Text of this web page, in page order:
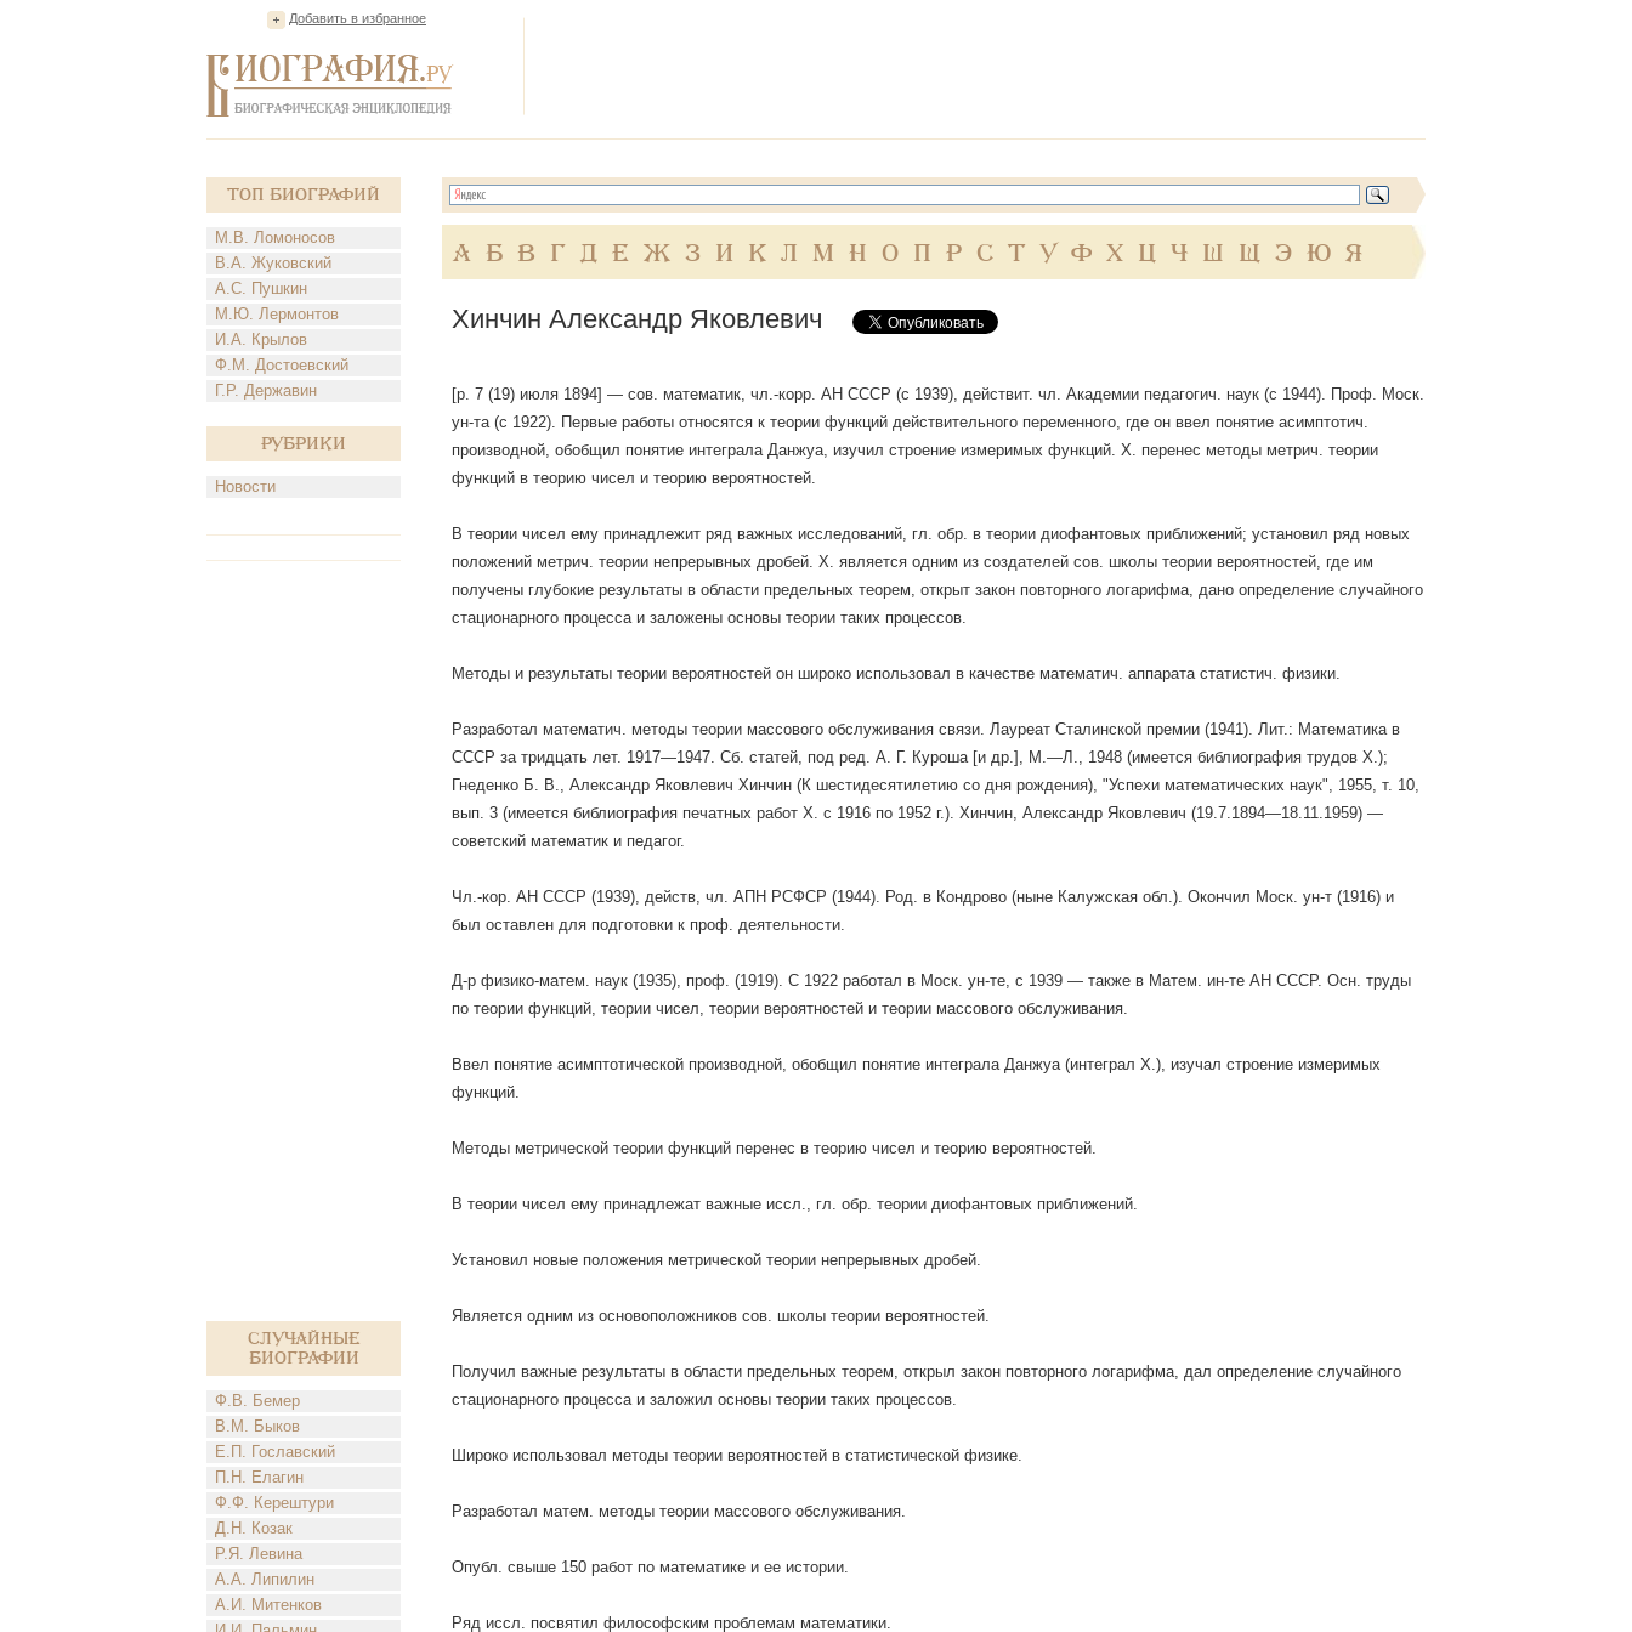
Добавить в избранное
Топ Биографий
М.В. Ломоносов
В.А. Жуковский
А.С. Пушкин
М.Ю. Лермонтов
И.А. Крылов
Ф.М. Достоевский
Г.Р. Державин
Рубрики
Новости
Случайные
биографии
Ф.В. Бемер
В.М. Быков
Е.П. Гославский
П.Н. Елагин
Ф.Ф. Керештури
Д.Н. Козак
Р.Я. Левина
А.А. Липилин
А.И. Митенков
А Б В Г Д Е Ж З И К Л М Н О П Р С Т У Ф Х Ц Ч Ш Щ Э Ю Я
Хинчин Александр Яковлевич
[р. 7 (19) июля 1894] — сов. математик, чл.-корр. АН СССР (с 1939), действит. чл. Академии педагогич. наук (с 1944). Проф. Моск.
ун-та (с 1922). Первые работы относятся к теории функций действительного переменного, где он ввел понятие асимптотич.
производной, обобщил понятие интеграла Данжуа, изучил строение измеримых функций. X. перенес методы метрич. теории
функций в теорию чисел и теорию вероятностей.
В теории чисел ему принадлежит ряд важных исследований, гл. обр. в теории диофантовых приближений; установил ряд новых
положений метрич. теории непрерывных дробей. X. является одним из создателей сов. школы теории вероятностей, где им
получены глубокие результаты в области предельных теорем, открыт закон повторного логарифма, дано определение случайного
стационарного процесса и заложены основы теории таких процессов.
Методы и результаты теории вероятностей он широко использовал в качестве математич. аппарата статистич. физики.
Разработал математич. методы теории массового обслуживания связи. Лауреат Сталинской премии (1941). Лит.: Математика в
СССР за тридцать лет. 1917—1947. Cб. статей, под ред. А. Г. Куроша [и др.], М.—Л., 1948 (имеется библиография трудов X.);
Гнеденко Б. В., Александр Яковлевич Хинчин (К шестидесятилетию со дня рождения), "Успехи математических наук", 1955, т. 10,
вып. 3 (имеется библиография печатных работ X. с 1916 по 1952 г.). Хинчин, Александр Яковлевич (19.7.1894—18.11.1959) —
советский математик и педагог.
Чл.-кор. АН СССР (1939), действ, чл. АПН РСФСР (1944). Род. в Кондрово (ныне Калужская обл.). Окончил Моск. ун-т (1916) и
был оставлен для подготовки к проф. деятельности.
Д-р физико-матем. наук (1935), проф. (1919). С 1922 работал в Моск. ун-те, с 1939 — также в Матем. ин-те АН СССР. Осн. труды
по теории функций, теории чисел, теории вероятностей и теории массового обслуживания.
Ввел понятие асимптотической производной, обобщил понятие интеграла Данжуа (интеграл X.), изучал строение измеримых
функций.
Методы метрической теории функций перенес в теорию чисел и теорию вероятностей.
В теории чисел ему принадлежат важные иссл., гл. обр. теории диофантовых приближений.
Установил новые положения метрической теории непрерывных дробей.
Является одним из основоположников сов. школы теории вероятностей.
Получил важные результаты в области предельных теорем, открыл закон повторного логарифма, дал определение случайного
стационарного процесса и заложил основы теории таких процессов.
Широко использовал методы теории вероятностей в статистической физике.
Разработал матем. методы теории массового обслуживания.
Опубл. свыше 150 работ по математике и ее истории.
Ряд иссл. посвятил философским проблемам математики.